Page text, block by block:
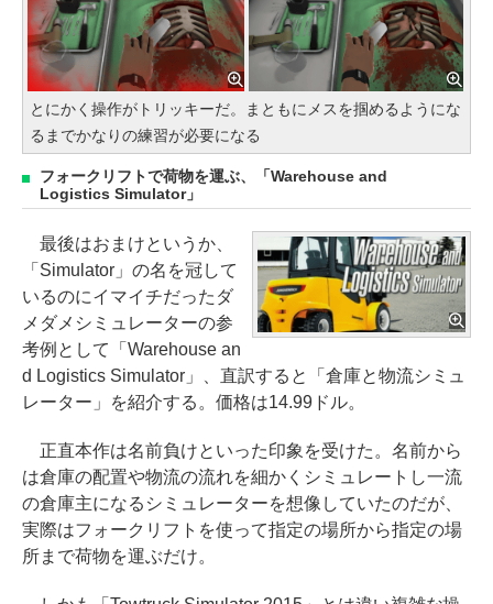
とにかく操作がトリッキーだ。まともにメスを掴めるようにな
るまでかなりの練習が必要になる
フォークリフトで荷物を運ぶ、「Warehouse and
Logistics Simulator」
最後はおまけというか、
「Simulator」の名を冠して
いるのにイマイチだったダ
メダメシミュレーターの参
考例として「Warehouse an
d Logistics Simulator」、直訳すると「倉庫と物流シミュ
レーター」を紹介する。価格は14.99ドル。
正直本作は名前負けといった印象を受けた。名前から
は倉庫の配置や物流の流れを細かくシミュレートし一流
の倉庫主になるシミュレーターを想像していたのだが、
実際はフォークリフトを使って指定の場所から指定の場
所まで荷物を運ぶだけ。